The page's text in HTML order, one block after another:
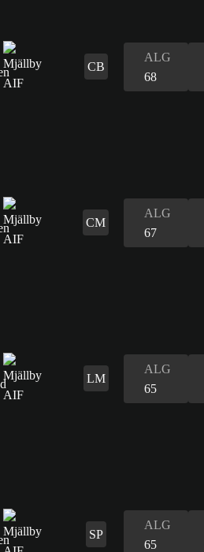
CB
ALG
68
CM
ALG
67
LM
ALG
65
SP
ALG
65